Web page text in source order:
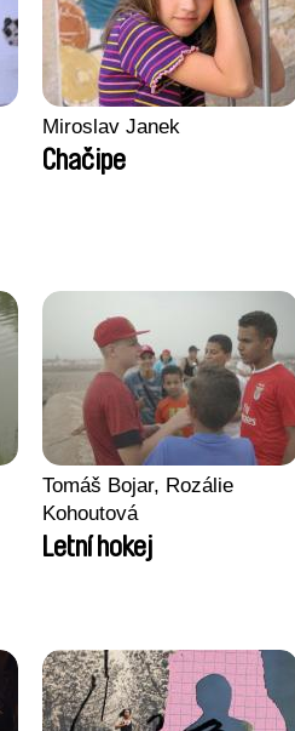
Miroslav Janek
Chačipe
Tomáš Bojar, Rozálie
Kohoutová
Letní hokej